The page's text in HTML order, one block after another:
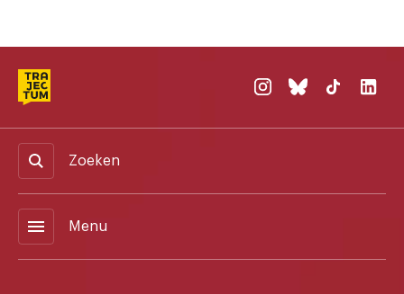
Zoeken
menu Menu